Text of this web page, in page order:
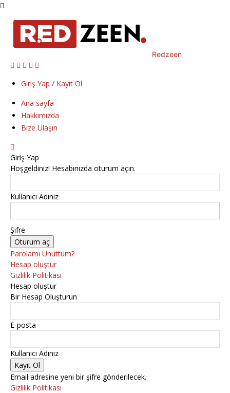
Redzeen
Giriş Yap / Kayıt Ol
Ana sayfa
Hakkımızda
Bize Ulaşın
Giriş Yap
Hoşgeldiniz! Hesabınızda oturum açın.
Kullanıcı Adınız
Şifre
Parolamı Unuttum?
Hesap oluştur
Gizlilik Politikası
Hesap oluştur
Bir Hesap Oluşturun
E-posta
Kullanıcı Adınız
Email adresine yeni bir şifre gönderilecek.
Gizlilik Politikası